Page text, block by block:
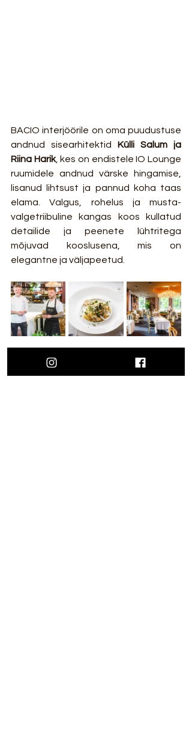
BACIO interjöörile on oma puudustuse
andnud sisearhitektid Külli Salum ja
Riina Harik, kes on endistele IO Lounge
ruumidele andnud värske hingamise,
lisanud lihtsust ja pannud koha taas
elama. Valgus, rohelus ja musta-
valgetriibuline kangas koos kullatud
detailide ja peenete lühtritega
mõjuvad kooslusena, mis on
elegantne ja väljapeetud.